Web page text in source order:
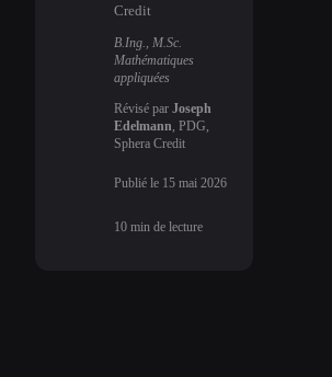
Credit
B.Ing., M.Sc.
Mathématiques
appliquées
Révisé par Joseph
Edelmann , PDG,
Sphera Credit
Publié le 15 mai 2026
10 min de lecture